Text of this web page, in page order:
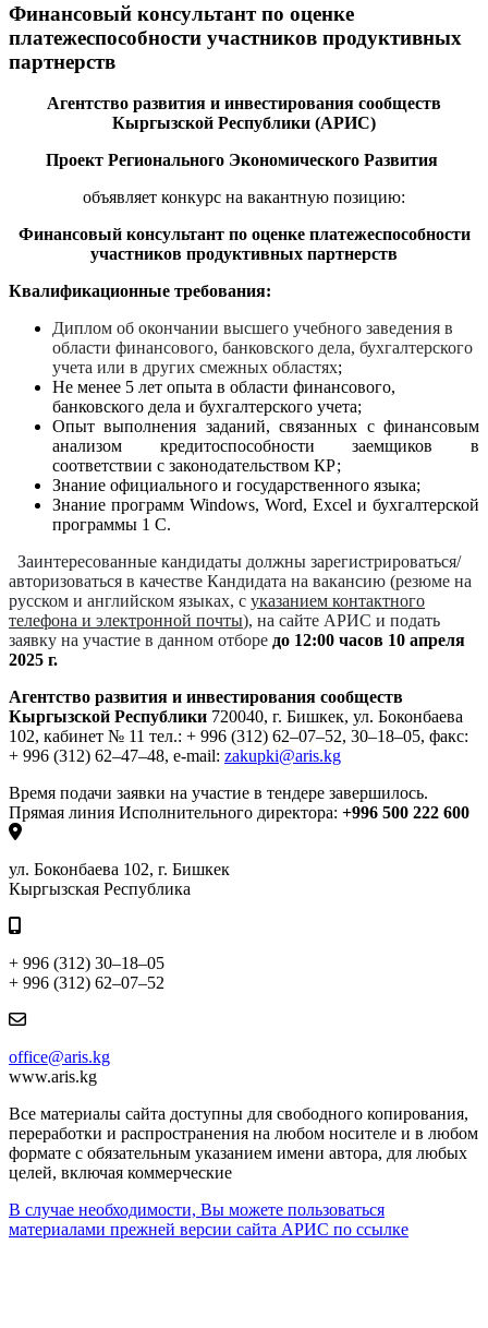
Финансовый консультант по оценке
платежеспособности участников продуктивных
партнерств
Агентство развития и инвестирования сообществ
Кыргызской Республики (АРИС)
Проект Регионального Экономического Развития
объявляет конкурс на вакантную позицию:
Финансовый консультант по оценке платежеспособности
участников продуктивных партнерств
Квалификационные требования:
Диплом об окончании высшего учебного заведения в
области финансового, банковского дела, бухгалтерского
учета или в других смежных областях;
Не менее 5 лет опыта в области финансового,
банковского дела и бухгалтерского учета;
Опыт выполнения заданий, связанных с финансовым
анализом кредитоспособности заемщиков в
соответствии с законодательством КР;
Знание официального и государственного языка;
Знание программ Windows, Word, Excel и бухгалтерской
программы 1 С.
Заинтересованные кандидаты должны зарегистрироваться/
авторизоваться в качестве Кандидата на вакансию (резюме на
русском и английском языках, с указанием контактного
телефона и электронной почты), на сайте АРИС и подать
заявку на участие в данном отборе до 12:00 часов 10 апреля
2025 г.
Агентство развития и инвестирования сообществ
Кыргызской Республики 720040, г. Бишкек, ул. Боконбаева
102, кабинет № 11 тел.: + 996 (312) 62–07–52, 30–18–05, факс:
+ 996 (312) 62–47–48, e-mail: zakupki@aris.kg
Время подачи заявки на участие в тендере завершилось.
Прямая линия Исполнительного директора: +996 500 222 600
ул. Боконбаева 102, г. Бишкек
Кыргызская Республика
+ 996 (312) 30–18–05
+ 996 (312) 62–07–52
office@aris.kg
www.aris.kg
Все материалы сайта доступны для свободного копирования,
переработки и распространения на любом носителе и в любом
формате с обязательным указанием имени автора, для любых
целей, включая коммерческие
В случае необходимости, Вы можете пользоваться
материалами прежней версии сайта АРИС по ссылке